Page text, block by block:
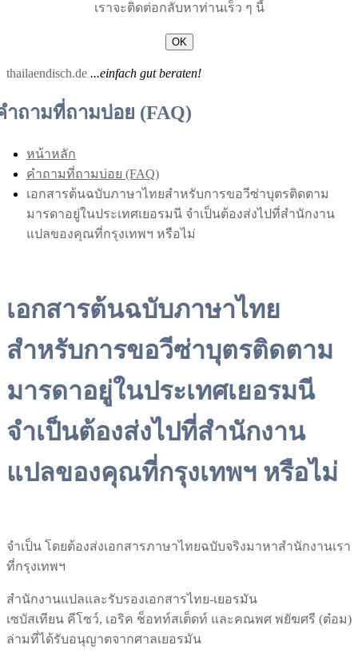
เราจะติดต่อกลับหาท่านเร็ว ๆ นี้
OK
thailaendisch.de ...einfach gut beraten!
ำถามที่ถามบ่อย (FAQ)
หน้าหลัก
คำถามที่ถามบ่อย (FAQ)
เอกสารต้นฉบับภาษาไทยสำหรับการขอวีซ่าบุตรติดตาม
มารดาอยู่ในประเทศเยอรมนี จำเป็นต้องส่งไปที่สำนักงาน
แปลของคุณที่กรุงเทพฯ หรือไม่
เอกสารต้นฉบับภาษาไทย
สำหรับการขอวีซ่าบุตรติดตาม
มารดาอยู่ในประเทศเยอรมนี
จำเป็นต้องส่งไปที่สำนักงาน
แปลของคุณที่กรุงเทพฯ หรือไม่
จำเป็น โดยต้องส่งเอกสารภาษาไทยฉบับจริงมาหาสำนักงานเรา
ที่กรุงเทพฯ
สำนักงานแปลและรับรองเอกสารไทย-เยอรมัน
เซบัสเทียน คีโซว์, เอริค ช็อทท์สเต็ดท์ และคณพศ พยัฆศรี (ต๋อม)
ล่ามที่ได้รับอนุญาตจากศาลเยอรมัน